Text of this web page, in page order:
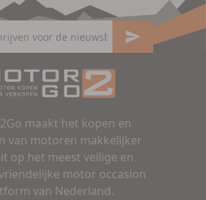
maakt het kopen en
van motoren makkelijker
op het meest veilige en
motor occasion
van Nederland.